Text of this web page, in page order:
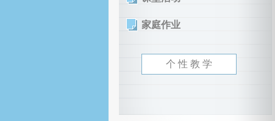
家庭作业
个 性 教 学